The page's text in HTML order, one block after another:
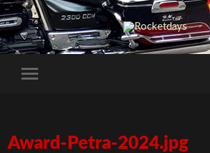
Award-Petra-2024.jpg